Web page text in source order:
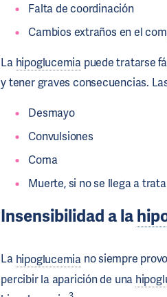
Falta de coordinación
Cambios extraños en el
La hipoglucemia puede tratarse
y tener graves consecuencias.
Desmayo
Convulsiones
Coma
Muerte, si no se llega a
Insensibilidad a la
La hipoglucemia no siempre
percibir la aparición de una